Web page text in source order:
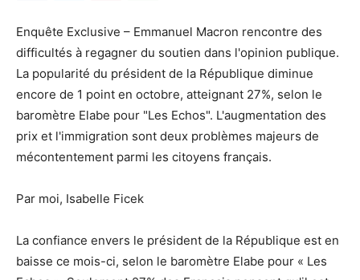
Enquête Exclusive – Emmanuel Macron rencontre des
difficultés à regagner du soutien dans l'opinion publique.
La popularité du président de la République diminue
encore de 1 point en octobre, atteignant 27%, selon le
baromètre Elabe pour "Les Echos". L'augmentation des
prix et l'immigration sont deux problèmes majeurs de
mécontentement parmi les citoyens français.
Par moi, Isabelle Ficek
La confiance envers le président de la République est en
baisse ce mois-ci, selon le baromètre Elabe pour « Les